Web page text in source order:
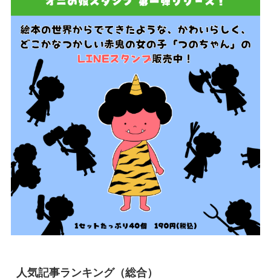
人気記事ランキング（総合）